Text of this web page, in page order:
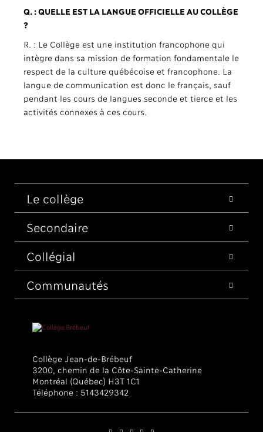
Q. : QUELLE EST LA LANGUE OFFICIELLE AU COLLÈGE
?
R. : Le Collège est une institution francophone qui
intègre dans sa mission de formation fondamentale le
respect de la culture québécoise et francophone. La
langue de communication est donc le français, sauf
pendant les cours de langues seconde et tierce et les
activités connexes à ces cours.
Le collège
Secondaire
Collégial
Communautés
Collège Jean-de-Brébeuf
3200, chemin de la Côte-Sainte-Catherine
Montréal (Québec) H3T 1C1
Téléphone : 5143429342